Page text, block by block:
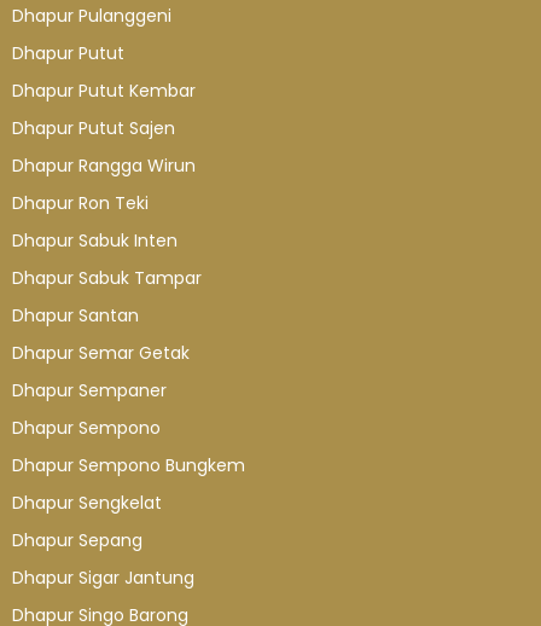
Dhapur Pulanggeni
Dhapur Putut
Dhapur Putut Kembar
Dhapur Putut Sajen
Dhapur Rangga Wirun
Dhapur Ron Teki
Dhapur Sabuk Inten
Dhapur Sabuk Tampar
Dhapur Santan
Dhapur Semar Getak
Dhapur Sempaner
Dhapur Sempono
Dhapur Sempono Bungkem
Dhapur Sengkelat
Dhapur Sepang
Dhapur Sigar Jantung
Dhapur Singo Barong